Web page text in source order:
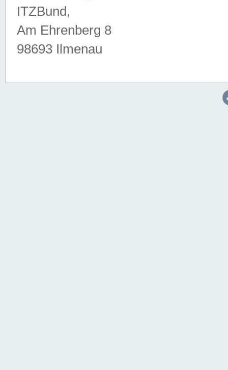
ITZBund,
Am Ehrenberg 8
98693 Ilmenau